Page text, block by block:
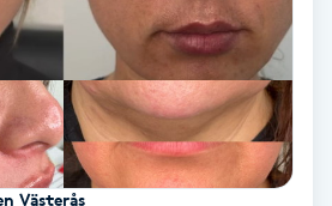
Västerås